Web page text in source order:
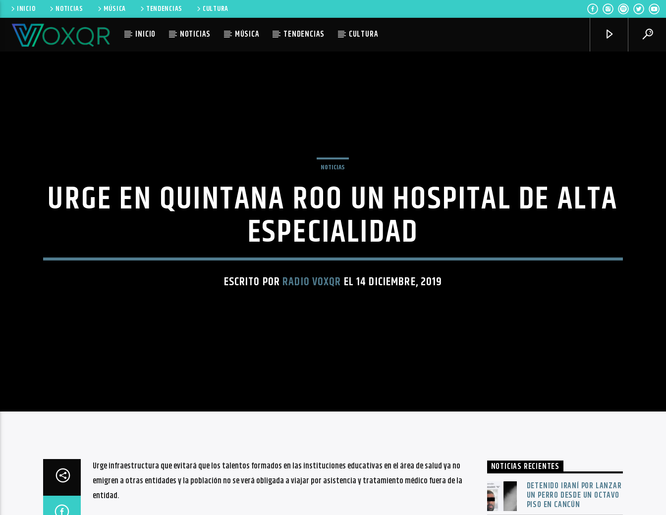
INICIO NOTICIAS MÚSICA TENDENCIAS CULTURA
INICIO NOTICIAS MÚSICA TENDENCIAS CULTURA
NOTICIAS
URGE EN QUINTANA ROO UN HOSPITAL DE ALTA
ESPECIALIDAD
ESCRITO POR RADIO VOXQR EL 14 DICIEMBRE, 2019
Urge infraestructura que evitará que los talentos formados en las instituciones educativas en el área de salud ya no
emigren a otras entidades y la población no se verá obligada a viajar por asistencia y tratamiento médico fuera de la
entidad.
NOTICIAS RECIENTES
DETENIDO IRANÍ POR LANZAR
UN PERRO DESDE UN OCTAVO
PISO EN CANCÚN